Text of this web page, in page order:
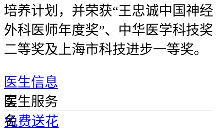
培养计划，并荣获“王忠诚中国神经
外科医师年度奖”、中华医学科技奖
二等奖及上海市科技进步一等奖。
医生信息
实
名
医生服务
免费送花